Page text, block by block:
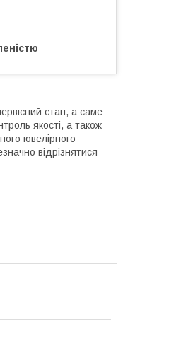
стан, а саме
якості, а також
ювелірного
відрізнятися